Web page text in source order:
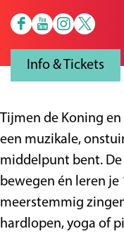
e
e
n
g
-
a
-
l
Q
u
S
i
n
g
-
a
r
Q
n
S
i
n
g
-
e
e
n
g
-
a
-
l
a
n
Q
e
n
S
n
g
F
b
o
o
k
H
e
Y
u
b
e
H
e
t
I
a
g
r
a
m
H
X
S
p
e
e
l
h
Info & Tickets
Tijmen de Koning
een muzikale,
middelpunt bent.
bewegen én leren je
meerstemmig
hardlopen, yoga of